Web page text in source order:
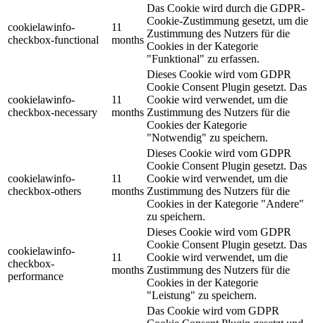
cookielawinfo-
checkbox-functional
11
months
Das Cookie wird durch die GDPR-
Cookie-Zustimmung gesetzt, um die
Zustimmung des Nutzers für die
Cookies in der Kategorie
"Funktional" zu erfassen.
cookielawinfo-
checkbox-necessary
11
months
Dieses Cookie wird vom GDPR
Cookie Consent Plugin gesetzt. Das
Cookie wird verwendet, um die
Zustimmung des Nutzers für die
Cookies der Kategorie
"Notwendig" zu speichern.
cookielawinfo-
checkbox-others
11
months
Dieses Cookie wird vom GDPR
Cookie Consent Plugin gesetzt. Das
Cookie wird verwendet, um die
Zustimmung des Nutzers für die
Cookies in der Kategorie "Andere"
zu speichern.
cookielawinfo-
checkbox-
performance
11
months
Dieses Cookie wird vom GDPR
Cookie Consent Plugin gesetzt. Das
Cookie wird verwendet, um die
Zustimmung des Nutzers für die
Cookies in der Kategorie
"Leistung" zu speichern.
Das Cookie wird vom GDPR